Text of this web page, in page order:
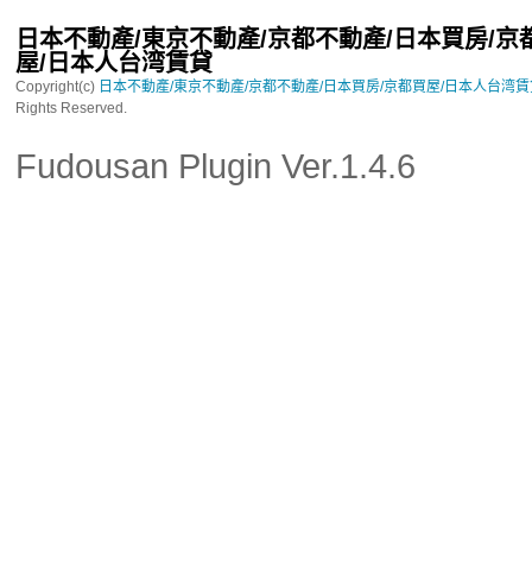
日本不動產/東京不動產/京都不動產/日本買房/京
屋/日本人台湾賃貸
Copyright(c) 日本不動產/東京不動產/京都不動產/日本買房/京都買屋/日本人台湾
Rights Reserved.
Fudousan Plugin Ver.1.4.6